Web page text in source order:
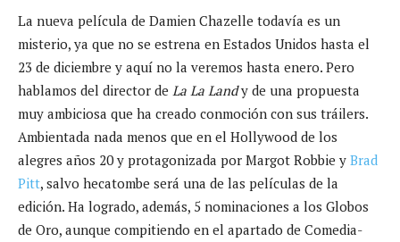
La nueva película de Damien Chazelle todavía es un
misterio, ya que no se estrena en Estados Unidos hasta el
23 de diciembre y aquí no la veremos hasta enero. Pero
hablamos del director de La La Landy de una propuesta
muy ambiciosa que ha creado conmoción con sus tráilers.
Ambientada nada menos que en el Hollywood de los
alegres años 20 y protagonizada por Margot Robbie y Brad
Pitt, salvo hecatombe será una de las películas de la
edición. Ha logrado, además, 5 nominaciones a los Globos
de Oro, aunque compitiendo en el apartado de Comedia-